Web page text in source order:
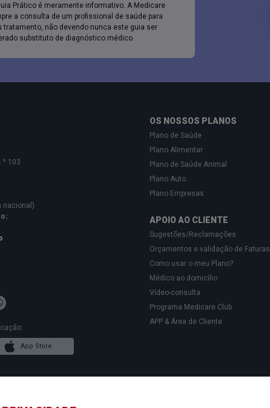
Prático é meramente informativo. A Medicare
a consulta de um profissional de saúde para
tratamento, não devendo nunca este guia ser
substituto de diagnóstico médico.
103
nacional)
App Store
OS NOSSOS PLANOS
Plano de Saúde
Plano Alimentar
Plano de Saúde Animal
Plano Auto
Plano Empresas
APOIO AO CLIENTE
Sugestões/Reclamações
Orçamentos e validação de Faturas
Como usar o meu Plano?
Médico ao domicílio
Vídeo-consulta
Programa Medicare Club
APP & Área de Cliente